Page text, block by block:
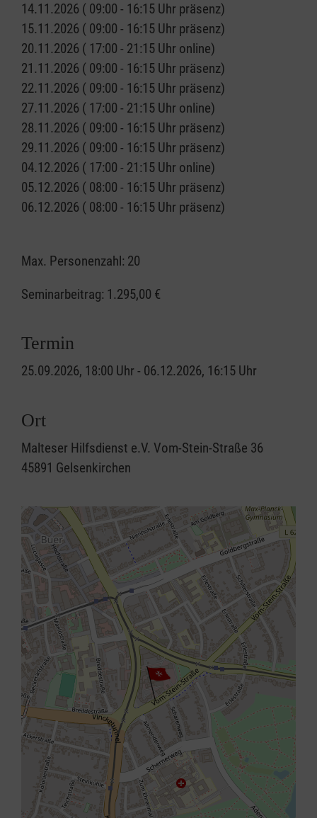
14.11.2026 ( 09:00 - 16:15 Uhr präsenz)
15.11.2026 ( 09:00 - 16:15 Uhr präsenz)
20.11.2026 ( 17:00 - 21:15 Uhr online)
21.11.2026 ( 09:00 - 16:15 Uhr präsenz)
22.11.2026 ( 09:00 - 16:15 Uhr präsenz)
27.11.2026 ( 17:00 - 21:15 Uhr online)
28.11.2026 ( 09:00 - 16:15 Uhr präsenz)
29.11.2026 ( 09:00 - 16:15 Uhr präsenz)
04.12.2026 ( 17:00 - 21:15 Uhr online)
05.12.2026 ( 08:00 - 16:15 Uhr präsenz)
06.12.2026 ( 08:00 - 16:15 Uhr präsenz)
Max. Personenzahl: 20
Seminarbeitrag: 1.295,00 €
Termin
25.09.2026, 18:00 Uhr - 06.12.2026, 16:15 Uhr
Ort
Malteser Hilfsdienst e.V. Vom-Stein-Straße 36
45891 Gelsenkirchen